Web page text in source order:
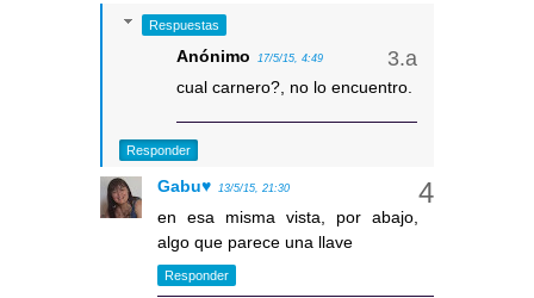
Respuestas
Anónimo 17/5/15, 4:49
cual carnero?, no lo encuentro.
Responder
Gabu♥ 13/5/15, 21:30
en esa misma vista, por abajo,
algo que parece una llave
Responder